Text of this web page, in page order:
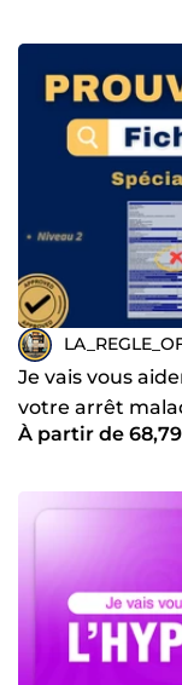
Je vais vous
votre arrêt
À partir de